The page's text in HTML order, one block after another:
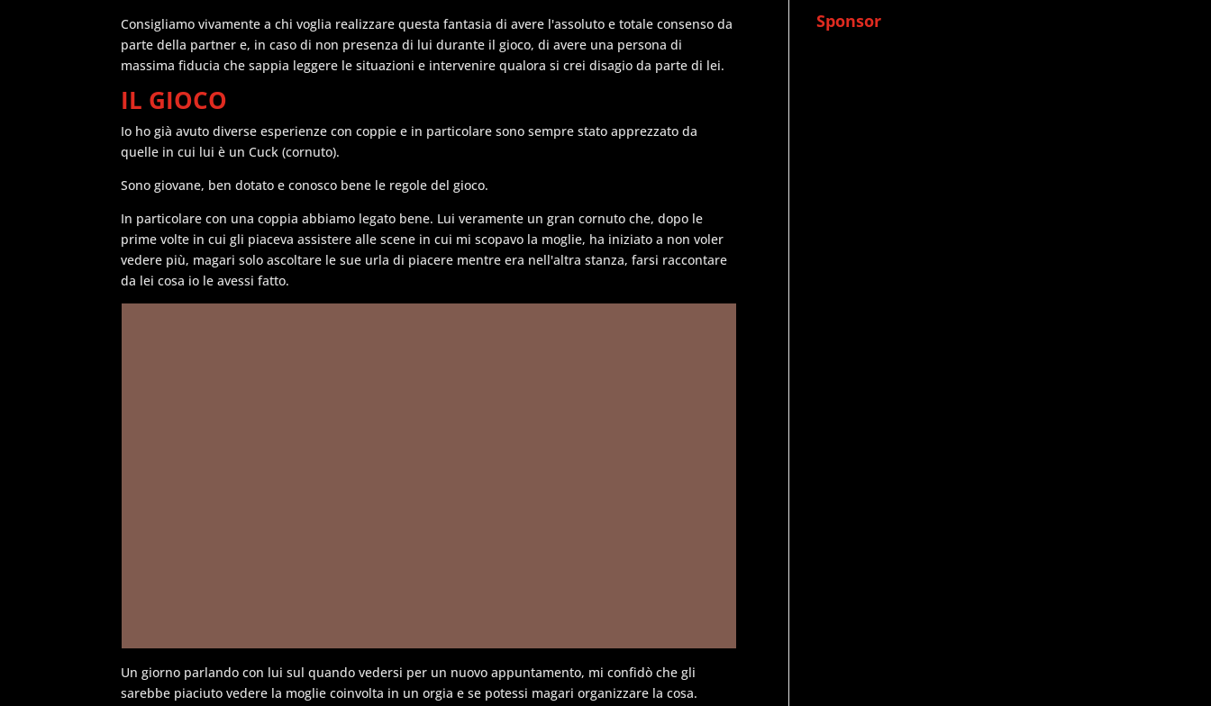
Consigliamo vivamente a chi voglia realizzare questa fantasia di avere l'assoluto e totale consenso da
parte della partner e, in caso di non presenza di lui durante il gioco, di avere una persona di
massima fiducia che sappia leggere le situazioni e intervenire qualora si crei disagio da parte di lei.
IL GIOCO
Io ho già avuto diverse esperienze con coppie e in particolare sono sempre stato apprezzato da
quelle in cui lui è un Cuck (cornuto).
Sono giovane, ben dotato e conosco bene le regole del gioco.
In particolare con una coppia abbiamo legato bene. Lui veramente un gran cornuto che, dopo le
prime volte in cui gli piaceva assistere alle scene in cui mi scopavo la moglie, ha iniziato a non voler
vedere più, magari solo ascoltare le sue urla di piacere mentre era nell'altra stanza, farsi raccontare
da lei cosa io le avessi fatto.
Un giorno parlando con lui sul quando vedersi per un nuovo appuntamento, mi confidò che gli
sarebbe piaciuto vedere la moglie coinvolta in un orgia e se potessi magari organizzare la cosa.
Sponsor